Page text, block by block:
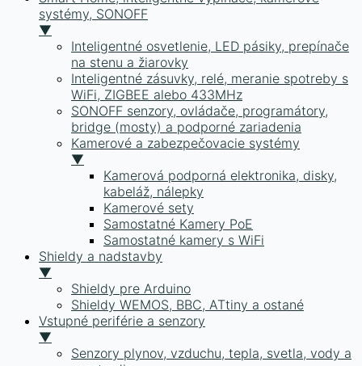
systémy, SONOFF
▼
Inteligentné osvetlenie, LED pásiky, prepínače
na stenu a žiarovky
Inteligentné zásuvky, relé, meranie spotreby s
WiFi, ZIGBEE alebo 433MHz
SONOFF senzory, ovládače, programátory,
bridge (mosty) a podporné zariadenia
Kamerové a zabezpečovacie systémy
▼
Kamerová podporná elektronika, disky,
kabeláž, nálepky
Kamerové sety
Samostatné Kamery PoE
Samostatné kamery s WiFi
Shieldy a nadstavby
▼
Shieldy pre Arduino
Shieldy WEMOS, BBC, ATtiny a ostané
Vstupné periférie a senzory
▼
Senzory plynov, vzduchu, tepla, svetla, vody a